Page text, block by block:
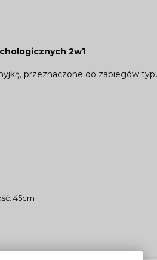
2w1
przeznaczone do zabiegów
45cm